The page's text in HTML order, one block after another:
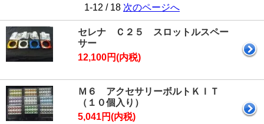
1-12 / 18 次のページへ
セレナ Ｃ２５ スロットルスペー
サー
12,100円(内税)
Ｍ６ アクセサリーボルトＫＩＴ
（１０個入り）
5,041円(内税)